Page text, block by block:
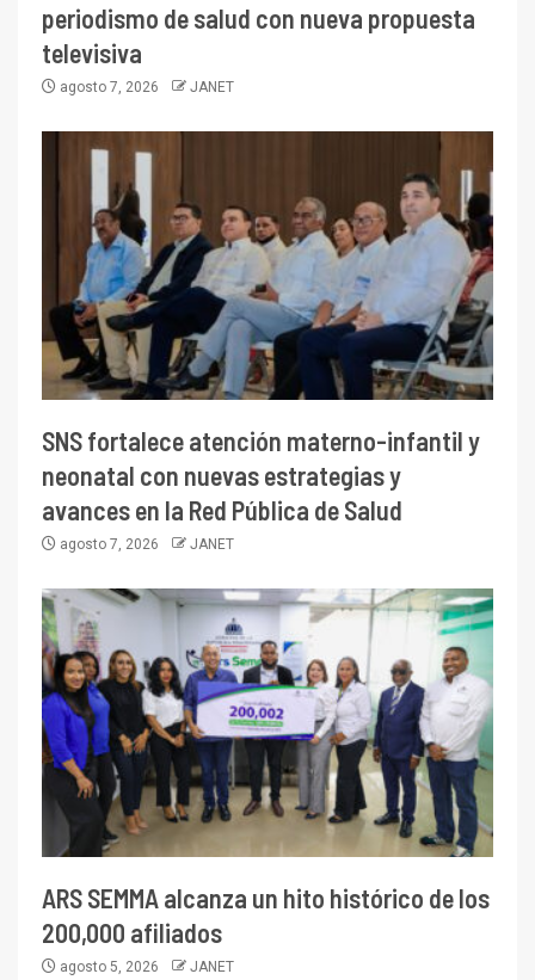
periodismo de salud con nueva propuesta
televisiva
agosto 7, 2026 JANET
SNS fortalece atención materno-infantil y
neonatal con nuevas estrategias y
avances en la Red Pública de Salud
agosto 7, 2026 JANET
ARS SEMMA alcanza un hito histórico de los
200,000 afiliados
agosto 5, 2026 JANET